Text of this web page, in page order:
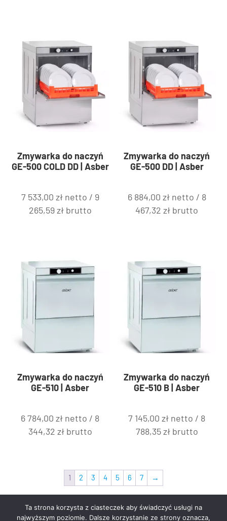
Zmywarka do naczyń
GE-500 COLD DD | Asber
7 533,00 zł netto / 9
265,59złbrutto
Zmywarka do naczyń
GE-500 DD | Asber
6 884,00 zł netto / 8
467,32zł brutto
Zmywarka do naczyń
GE-510 | Asber
6 784,00zł netto / 8
344,32 złbrutto
Zmywarka do naczyń
GE-510 B | Asber
7 145,00zł netto / 8
788,35złbrutto
1 2 3 4 5 6 7 →
Ta strona korzysta z ciasteczek aby świadczyć usługi na
najwyższym poziomie. Dalsze korzystanie ze strony oznacza,